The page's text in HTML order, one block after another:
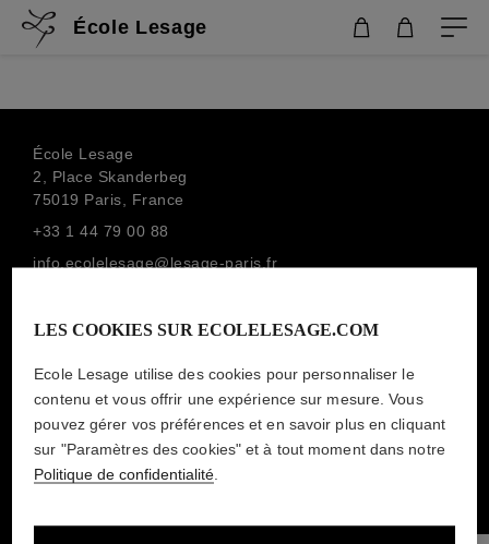
École Lesage
École Lesage
2, Place Skanderbeg
75019 Paris, France
+33 1 44 79 00 88
info.ecolelesage@lesage-paris.fr
MAISON LESAGE
法的通知
個人データ
一般販売条件
LES COOKIES SUR ECOLELESAGE.COM
Ecole Lesage utilise des cookies pour personnaliser le
contenu et vous offrir une expérience sur mesure. Vous
pouvez gérer vos préférences et en savoir plus en cliquant
sur "Paramètres des cookies" et à tout moment dans notre
Politique de confidentialité